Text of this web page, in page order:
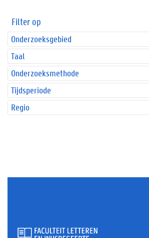
Filter op
Onderzoeksgebied
Taal
Onderzoeksmethode
Tijdsperiode
Regio